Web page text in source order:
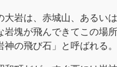
大岩は、赤城山、あるい
岩塊が飛んできてこの場
の飛び石」と呼ばれる。